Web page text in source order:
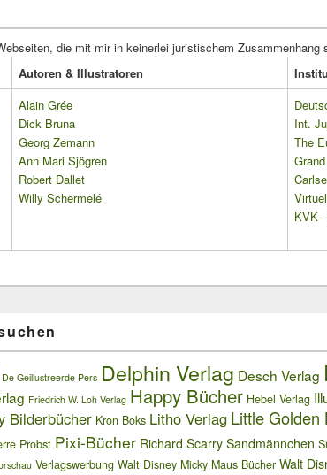
die mit mir in keinerlei juristischem Zusammenhang
Autoren & Illustratoren
Alain Grée
Dick Bruna
Georg Zemann
Ann Mari Sjögren
Robert Dallet
Willy Schermelé
Int.
The
KVK
De Geillustreerde Pers Delphin Verlag Desch Verlag
Friedrich W. Loh Verlag Happy Bücher Hebel Verlag
Bilderbücher Kron Boks Litho Verlag Little Golden
Probst Pixi-Bücher Richard Scarry Sandmännchen
Verlagswerbung Walt Disney Micky Maus Bücher Walt